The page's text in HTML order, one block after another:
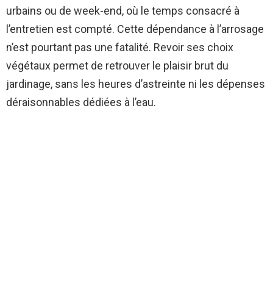
urbains ou de week-end, où le temps consacré à
l’entretien est compté. Cette dépendance à l’arrosage
n’est pourtant pas une fatalité. Revoir ses choix
végétaux permet de retrouver le plaisir brut du
jardinage, sans les heures d’astreinte ni les dépenses
déraisonnables dédiées à l’eau.